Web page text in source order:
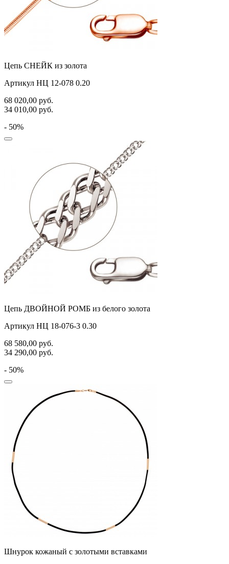
Цепь СНЕЙК из золота
Артикул НЦ 12-078 0.20
68 020,00 руб.
34 010,00 руб.
- 50%
Цепь ДВОЙНОЙ РОМБ из белого золота
Артикул НЦ 18-076-3 0.30
68 580,00 руб.
34 290,00 руб.
- 50%
Шнурок кожаный с золотыми вставками